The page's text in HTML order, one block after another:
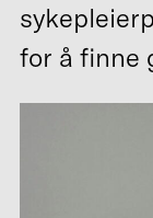
for å finne